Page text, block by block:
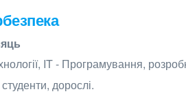
IT - Програмування,
дорослі.